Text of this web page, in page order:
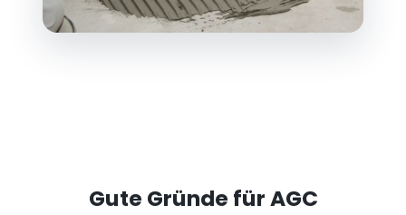
Gute Gründe für AGC